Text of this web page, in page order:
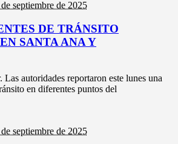
septiembre de 2025
DE TRÁNSITO
SANTA ANA Y
Las autoridades reportaron este lunes una
en diferentes puntos del
septiembre de 2025